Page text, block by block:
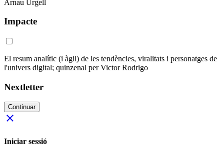
Arnau Urgell
Impacte
El resum analític (i àgil) de les tendències, viralitats i personatges de
l'univers digital; quinzenal per Victor Rodrigo
Nextletter
Continuar
close
Iniciar sessió